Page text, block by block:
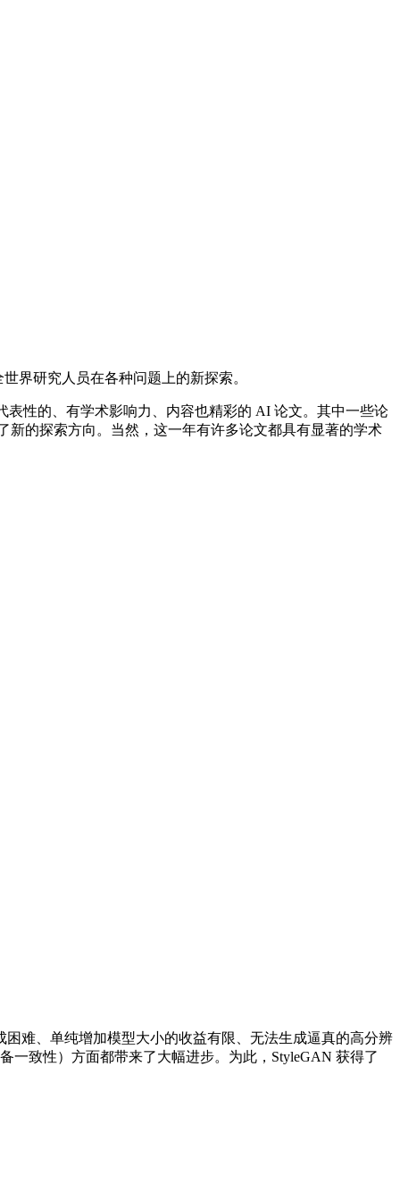
界研究人员在各种问题上的新探索。
性的、有学术影响力、内容也精彩的 AI 论文。其中一些论
的探索方向。当然，这一年有许多论文都具有显著的学术
难、单纯增加模型大小的收益有限、无法生成逼真的高分辨
一致性）方面都带来了大幅进步。为此，StyleGAN 获得了